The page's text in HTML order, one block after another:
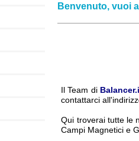
Benvenuto, vuoi
Il Team di
contattarci
Qui troverai tutte le
Campi Magnetici e